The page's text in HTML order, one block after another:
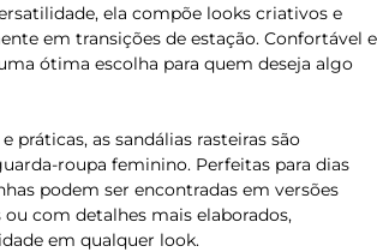
ela compõe looks criativos e
em transições de estação. Confortável e
ótima escolha para quem deseja algo
práticas, as sandálias rasteiras são
roupa feminino. Perfeitas para dias
podem ser encontradas em versões
com detalhes mais elaborados,
em qualquer look.